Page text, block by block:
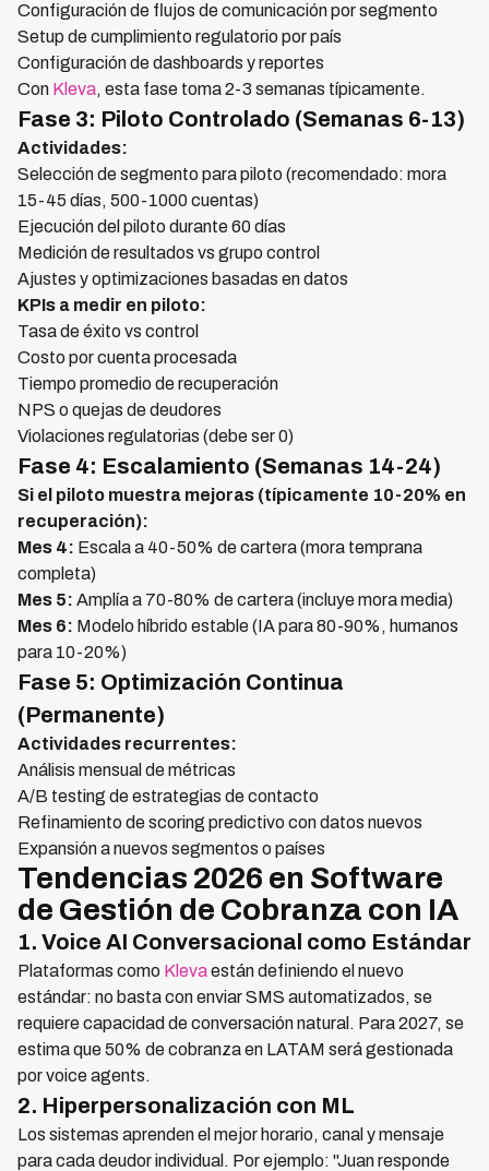
Configuración de flujos de comunicación por segmento
Setup de cumplimiento regulatorio por país
Configuración de dashboards y reportes
Con Kleva, esta fase toma 2-3 semanas típicamente.
Fase 3: Piloto Controlado (Semanas 6-13)
Actividades:
Selección de segmento para piloto (recomendado: mora
15-45 días, 500-1000 cuentas)
Ejecución del piloto durante 60 días
Medición de resultados vs grupo control
Ajustes y optimizaciones basadas en datos
KPIs a medir en piloto:
Tasa de éxito vs control
Costo por cuenta procesada
Tiempo promedio de recuperación
NPS o quejas de deudores
Violaciones regulatorias (debe ser 0)
Fase 4: Escalamiento (Semanas 14-24)
Si el piloto muestra mejoras (típicamente 10-20% en
recuperación):
Mes 4: Escala a 40-50% de cartera (mora temprana
completa)
Mes 5: Amplía a 70-80% de cartera (incluye mora media)
Mes 6: Modelo híbrido estable (IA para 80-90%, humanos
para 10-20%)
Fase 5: Optimización Continua
(Permanente)
Actividades recurrentes:
Análisis mensual de métricas
A/B testing de estrategias de contacto
Refinamiento de scoring predictivo con datos nuevos
Expansión a nuevos segmentos o países
Tendencias 2026 en Software
de Gestión de Cobranza con IA
1. Voice AI Conversacional como Estándar
Plataformas como Klevaestán definiendo el nuevo
estándar: no basta con enviar SMS automatizados, se
requiere capacidad de conversación natural. Para 2027, se
estima que 50% de cobranza en LATAM será gestionada
por voice agents.
2. Hiperpersonalización con ML
Los sistemas aprenden el mejor horario, canal y mensaje
para cada deudor individual. Por ejemplo: "Juan responde